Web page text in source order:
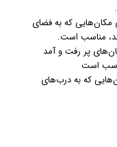
مکان‌هایی که به فضای
مناسب است.
پر رفت و آمد
است
که به درب‌های